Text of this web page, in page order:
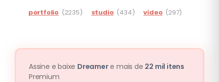
portfolio (2235) studio (434) video (297)
Assine e baixe Dreamere mais de 22 mil itens
Premium